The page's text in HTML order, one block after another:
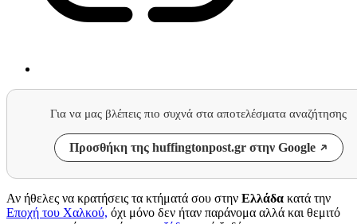
Για να μας βλέπεις πιο συχνά στα αποτελέσματα αναζήτησης
Προσθήκη της huffingtonpost.gr στην Google
Αν ήθελες να κρατήσεις τα κτήματά σου στην Ελλάδα κατά την
Εποχή του Χαλκού, όχι μόνο δεν ήταν παράνομα αλλά και θεμιτό